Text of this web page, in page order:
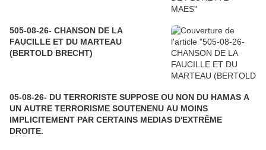
505-08-26- CHANSON DE LA
FAUCILLE ET DU MARTEAU
(BERTOLD BRECHT)
05-08-26- DU TERRORISTE SUPPOSE OU NON DU HAMAS A
UN AUTRE TERRORISME SOUTENENU AU MOINS
IMPLICITEMENT PAR CERTAINS MEDIAS D'EXTRÊME
DROITE.